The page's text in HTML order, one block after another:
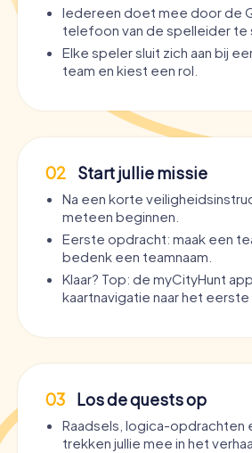
Iedereen doet mee door de
telefoon van de spelleider te
Elke speler sluit zich aan bij
team en kiest een rol.
02 Start jullie missie
Na een korte
meteen beginnen.
Eerste opdracht: maak een
bedenk een teamnaam.
Klaar? Top: de myCityHunt
kaartnavigatie naar het eerste
03 Los de quests op
Raadsels, logica-opdrachten
trekken jullie mee in het